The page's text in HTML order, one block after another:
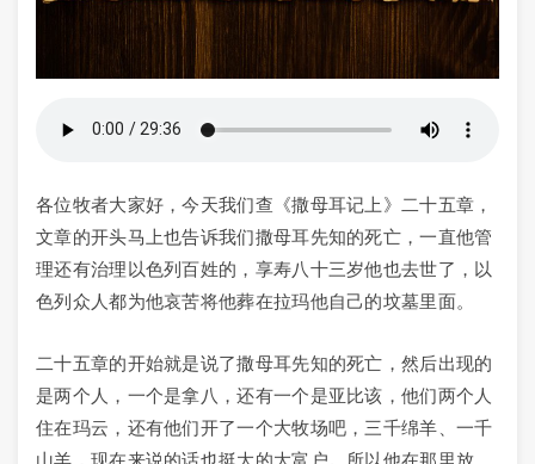
各位牧者大家好，今天我们查《撒母耳记上》二十五章，
文章的开头马上也告诉我们撒母耳先知的死亡，一直他管
理还有治理以色列百姓的，享寿八十三岁他也去世了，以
色列众人都为他哀苦将他葬在拉玛他自己的坟墓里面。
二十五章的开始就是说了撒母耳先知的死亡，然后出现的
是两个人，一个是拿八，还有一个是亚比该，他们两个人
住在玛云，还有他们开了一个大牧场吧，三千绵羊、一千
山羊，现在来说的话也挺大的大富户。所以他在那里放